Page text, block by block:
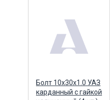
Болт 10х30х1.0 УАЗ
карданный с гайкой